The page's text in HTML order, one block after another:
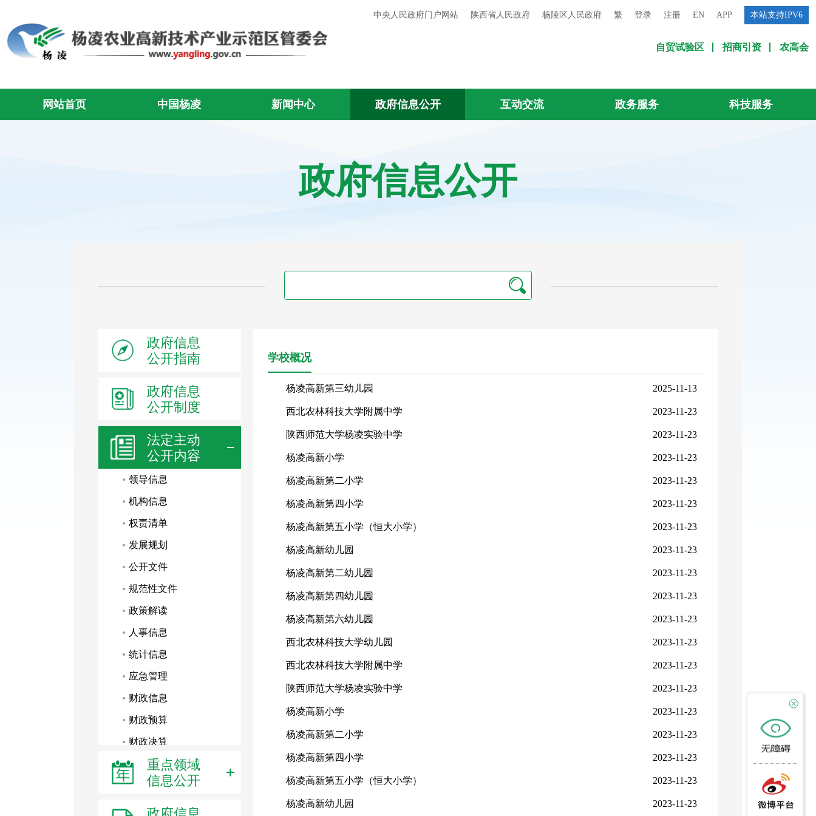
中央人民政府门户网站 陕西省人民政府 杨陵区人民政府 繁 登录 注册 EN APP 本站支持IPV6
自贸试验区 招商引资 农高会
网站首页 中国杨凌 新闻中心 政府信息公开 互动交流 政务服务 科技服务
政府信息公开
政府信息
公开指南
政府信息
公开制度
法定主动
公开内容
领导信息
机构信息
权责清单
发展规划
公开文件
规范性文件
政策解读
人事信息
统计信息
应急管理
财政信息
财政预算
财政决算
随机公开
重点项目
国土交易
重点领域
信息公开
学校概况
2025-11-13
杨凌高新第三幼儿园
2023-11-23
西北农林科技大学附属中学
2023-11-23
陕西师范大学杨凌实验中学
2023-11-23
杨凌高新小学
2023-11-23
杨凌高新第二小学
2023-11-23
杨凌高新第四小学
2023-11-23
杨凌高新第五小学（恒大小学）
2023-11-23
杨凌高新幼儿园
2023-11-23
杨凌高新第二幼儿园
2023-11-23
杨凌高新第四幼儿园
2023-11-23
杨凌高新第六幼儿园
2023-11-23
西北农林科技大学幼儿园
2023-11-23
西北农林科技大学附属中学
2023-11-23
陕西师范大学杨凌实验中学
2023-11-23
杨凌高新小学
2023-11-23
杨凌高新第二小学
2023-11-23
杨凌高新第四小学
2023-11-23
杨凌高新第五小学（恒大小学）
2023-11-23
杨凌高新幼儿园